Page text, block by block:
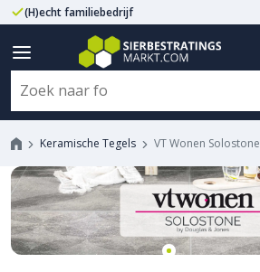
(H)echt familiebedrijf
Keramische Tegels VT Wonen Solostone